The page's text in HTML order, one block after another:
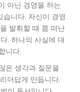
아닌 경영을 하는
니다. 자신이 경영
발휘할 때 쯤 떠난
. 하나의 사실에 대
니다.
은 생각과 질문을
더답게 만듭니다.